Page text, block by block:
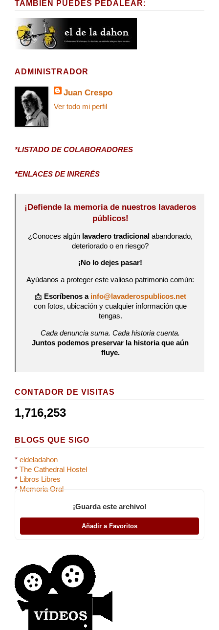
TAMBIÉN PUEDES PEDALEAR:
ADMINISTRADOR
Juan Crespo
Ver todo mi perfil
*LISTADO DE COLABORADORES
*ENLACES DE INRERÉS
¡Defiende la memoria de nuestros lavaderos
públicos!
¿Conoces algún lavadero tradicional abandonado,
deteriorado o en riesgo?
¡No lo dejes pasar!
Ayúdanos a proteger este valioso patrimonio común:
📩 Escríbenos a info@lavaderospublicos.net
con fotos, ubicación y cualquier información que
tengas.
Cada denuncia suma. Cada historia cuenta.
Juntos podemos preservar la historia que aún
fluye.
CONTADOR DE VISITAS
1,716,253
BLOGS QUE SIGO
* eldeladahon
* The Cathedral Hostel
* Libros Libres
* Memoria Oral
¡Guarda este archivo!
Añadir a Favoritos